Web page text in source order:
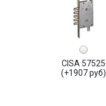
CISA 57525
(+1907 руб)